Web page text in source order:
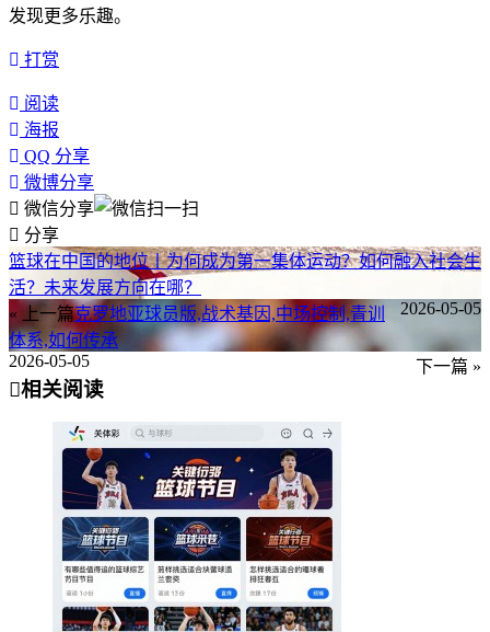
发现更多乐趣。
打赏
阅读
海报
QQ 分享
微博分享
微信分享
分享
篮球在中国的地位丨为何成为第一集体运动？如何融入社会生
活？未来发展方向在哪？
« 上一篇
2026-05-05
克罗地亚球员版,战术基因,中场控制,青训
体系,如何传承
下一篇 »
2026-05-05
相关阅读